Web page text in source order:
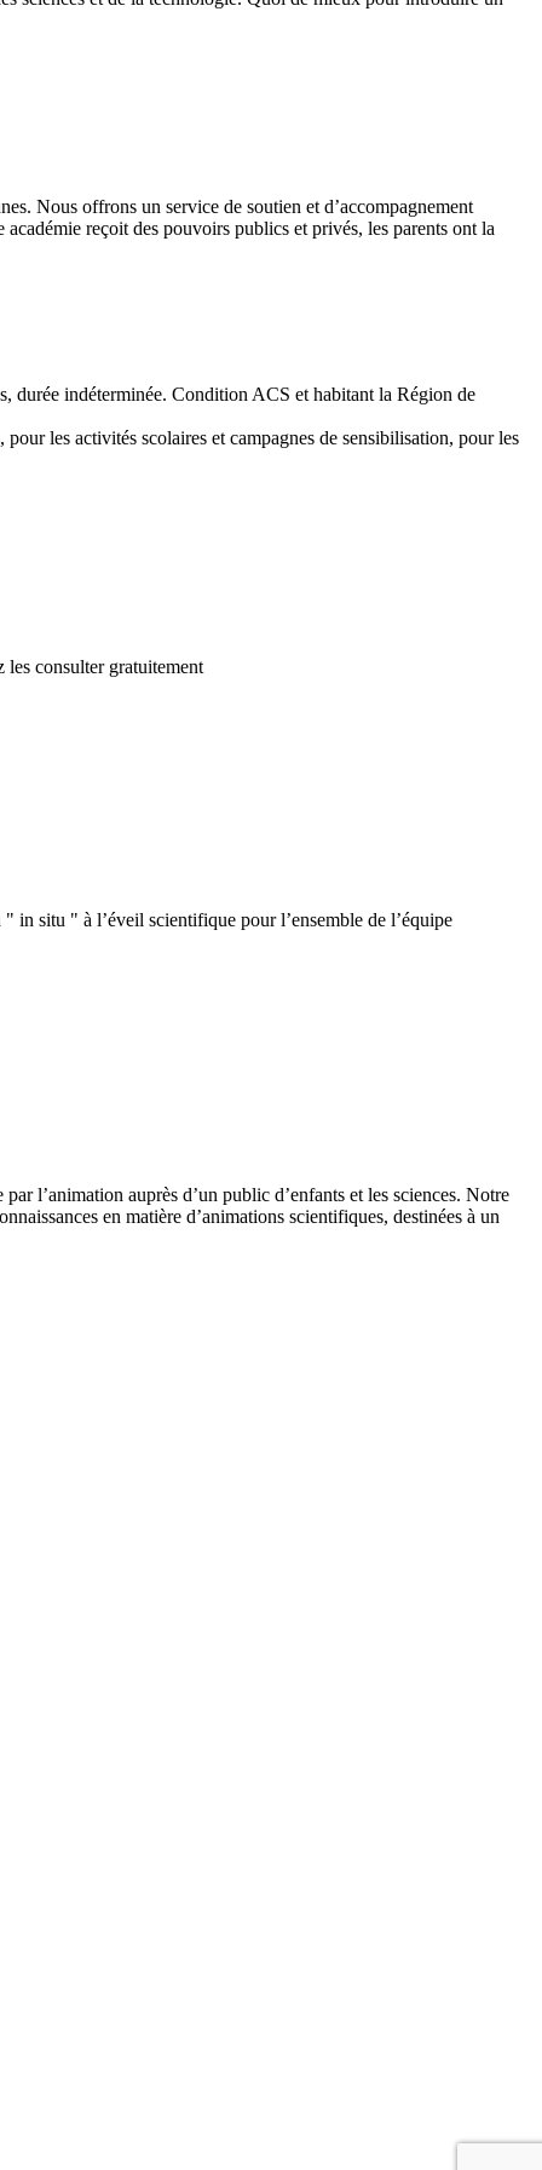
Nous offrons un service de soutien et d’accompagnement
reçoit des pouvoirs publics et privés, les parents ont la
durée indéterminée. Condition ACS et habitant la Région de
les activités scolaires et campagnes de sensibilisation, pour les
consulter gratuitement
in situ " à l’éveil scientifique pour l’ensemble de l’équipe
l’animation auprès d’un public d’enfants et les sciences. Notre
en matière d’animations scientifiques, destinées à un